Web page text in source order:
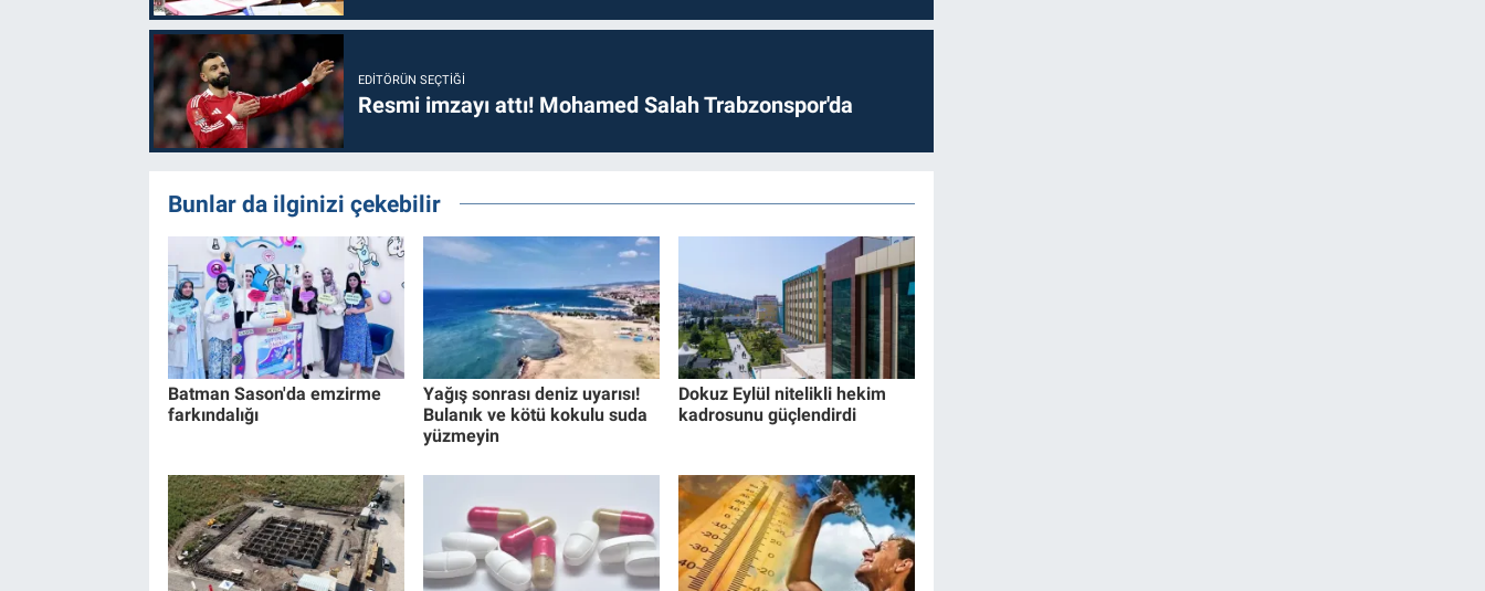
EDITÖRÜN SEÇTIĞI
Resmi imzayı attı! Mohamed Salah Trabzonspor'da
Bunlar da ilginizi çekebilir
Batman Sason'da emzirme
farkındalığı
Yağış sonrası deniz uyarısı!
Bulanık ve kötü kokulu suda
yüzmeyin
Dokuz Eylül nitelikli hekim
kadrosunu güçlendirdi